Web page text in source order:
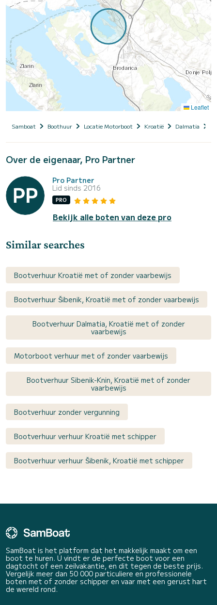
Leaflet
Samboat Boothuur Locatie Motorboot Kroatië Dalmatia
Over de eigenaar, Pro Partner
Pro Partner
Lid sinds 2016
PRO
Bekijk alle boten van deze pro
Similar searches
Bootverhuur Kroatië met of zonder vaarbewijs
Bootverhuur Šibenik, Kroatië met of zonder vaarbewijs
Bootverhuur Dalmatia, Kroatië met of zonder
vaarbewijs
Motorboot verhuur met of zonder vaarbewijs
Bootverhuur Sibenik-Knin, Kroatië met of zonder
vaarbewijs
Bootverhuur zonder vergunning
Bootverhuur verhuur Kroatië met schipper
Bootverhuur verhuur Šibenik, Kroatië met schipper
SamBoat is het platform dat het makkelijk maakt om een
boot te huren. U vindt er de perfecte boot voor een
dagtocht of een zeilvakantie, en dit tegen de beste prijs.
Vergelijk meer dan 50 000 particuliere en professionele
boten met of zonder schipper en vaar met een gerust hart
de wereld rond.